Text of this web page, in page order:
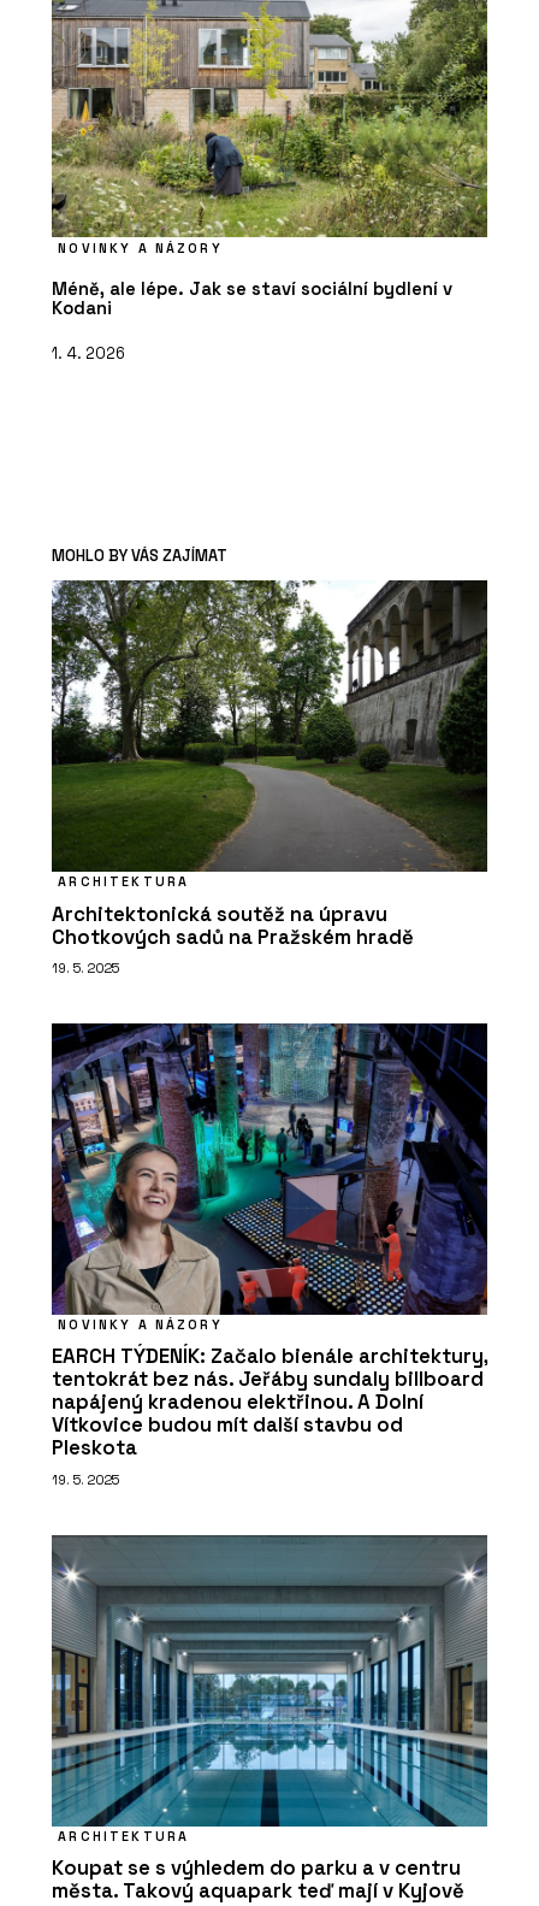
NOVINKY A NÁZORY
Méně, ale lépe. Jak se staví sociální bydlení v
Kodani
1. 4. 2026
MOHLO BY VÁS ZAJÍMAT
ARCHITEKTURA
Architektonická soutěž na úpravu
Chotkových sadů na Pražském hradě
19. 5. 2025
NOVINKY A NÁZORY
EARCH TÝDENÍK: Začalo bienále architektury,
tentokrát bez nás. Jeřáby sundaly billboard
napájený kradenou elektřinou. A Dolní
Vítkovice budou mít další stavbu od
Pleskota
19. 5. 2025
ARCHITEKTURA
Koupat se s výhledem do parku a v centru
města. Takový aquapark teď mají v Kyjově